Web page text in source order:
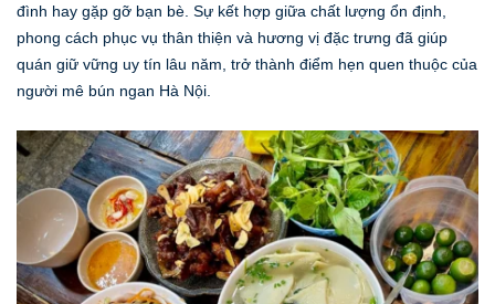
đình hay gặp gỡ bạn bè. Sự kết hợp giữa chất lượng ổn định,
phong cách phục vụ thân thiện và hương vị đặc trưng đã giúp
quán giữ vững uy tín lâu năm, trở thành điểm hẹn quen thuộc của
người mê bún ngan Hà Nội.